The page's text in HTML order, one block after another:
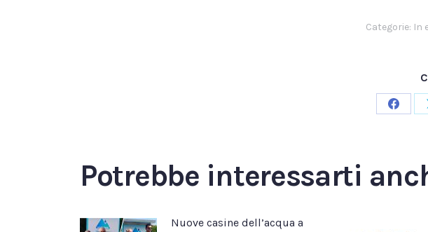
Categorie: In
Potrebbe interessarti
Nuove casine dell’acqua a